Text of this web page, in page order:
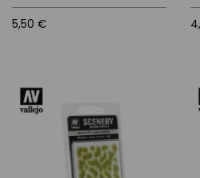
5,50 €